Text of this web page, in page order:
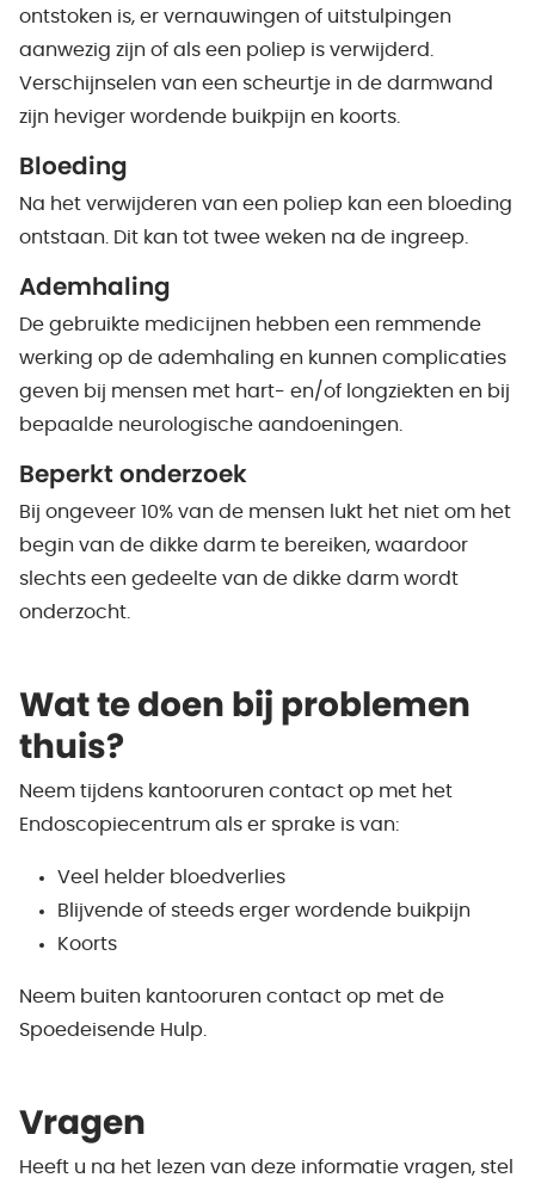
ontstoken is, er vernauwingen of uitstulpingen
aanwezig zijn of als een poliep is verwijderd.
Verschijnselen van een scheurtje in de darmwand
zijn heviger wordende buikpijn en koorts.
Bloeding
Na het verwijderen van een poliep kan een bloeding
ontstaan. Dit kan tot twee weken na de ingreep.
Ademhaling
De gebruikte medicijnen hebben een remmende
werking op de ademhaling en kunnen complicaties
geven bij mensen met hart- en/of longziekten en bij
bepaalde neurologische aandoeningen.
Beperkt onderzoek
Bij ongeveer 10% van de mensen lukt het niet om het
begin van de dikke darm te bereiken, waardoor
slechts een gedeelte van de dikke darm wordt
onderzocht.
Wat te doen bij problemen
thuis?
Neem tijdens kantooruren contact op met het
Endoscopiecentrum als er sprake is van:
Veel helder bloedverlies
Blijvende of steeds erger wordende buikpijn
Koorts
Neem buiten kantooruren contact op met de
Spoedeisende Hulp.
Vragen
Heeft u na het lezen van deze informatie vragen, stel